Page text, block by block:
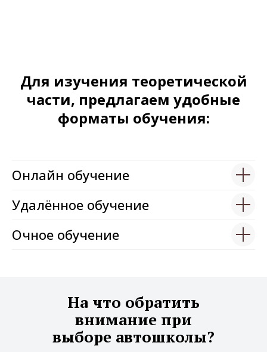
Для изучения теоретической
части, предлагаем удобные
форматы обучения:
Онлайн обучение
Удалённое обучение
Очное обучение
На что обратить
внимание при
выборе автошколы?